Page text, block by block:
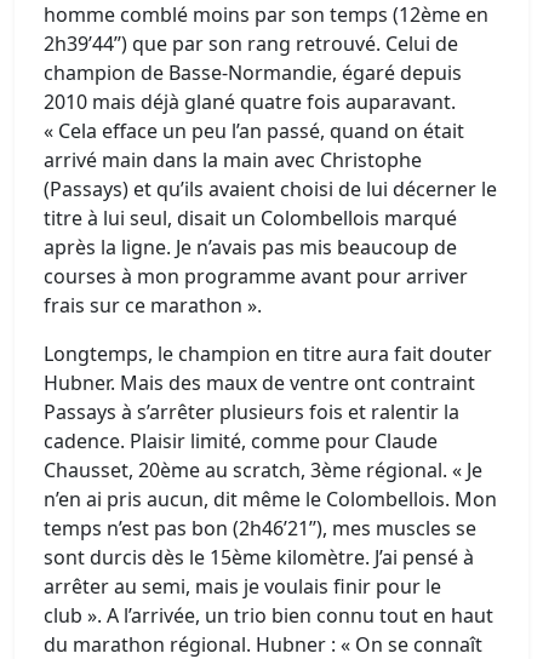
homme comblé moins par son temps (12ème en
2h39’44’’) que par son rang retrouvé. Celui de
champion de Basse-Normandie, égaré depuis
2010 mais déjà glané quatre fois auparavant.
« Cela efface un peu l’an passé, quand on était
arrivé main dans la main avec Christophe
(Passays) et qu’ils avaient choisi de lui décerner le
titre à lui seul, disait un Colombellois marqué
après la ligne. Je n’avais pas mis beaucoup de
courses à mon programme avant pour arriver
frais sur ce marathon ».
Longtemps, le champion en titre aura fait douter
Hubner. Mais des maux de ventre ont contraint
Passays à s’arrêter plusieurs fois et ralentir la
cadence. Plaisir limité, comme pour Claude
Chausset, 20ème au scratch, 3ème régional. « Je
n’en ai pris aucun, dit même le Colombellois. Mon
temps n’est pas bon (2h46’21’’), mes muscles se
sont durcis dès le 15ème kilomètre. J’ai pensé à
arrêter au semi, mais je voulais finir pour le
club ». A l’arrivée, un trio bien connu tout en haut
du marathon régional. Hubner : « On se connaît